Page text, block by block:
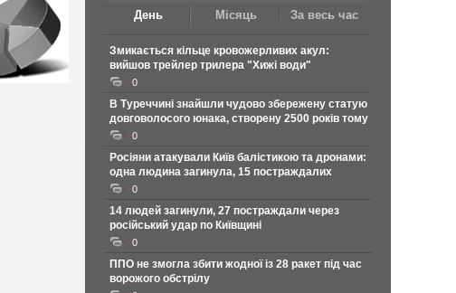
День Місяць За весь час
Змикається кільце кровожерливих акул:
вийшов трейлер трилера "Хижі води"
0
В Туреччині знайшли чудово збережену статую
довговолосого юнака, створену 2500 років тому
0
Росіяни атакували Київ балістикою та дронами:
одна людина загинула, 15 постраждалих
0
14 людей загинули, 27 постраждали через
російський удар по Київщині
0
ППО не змогла збити жодної із 28 ракет під час
ворожого обстрілу